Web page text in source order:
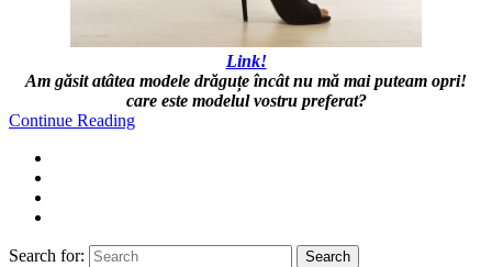
Link!
Am găsit atâtea modele drăguțe încât nu mă mai puteam opri!
care este modelul vostru preferat?
Continue Reading
Search for: Search